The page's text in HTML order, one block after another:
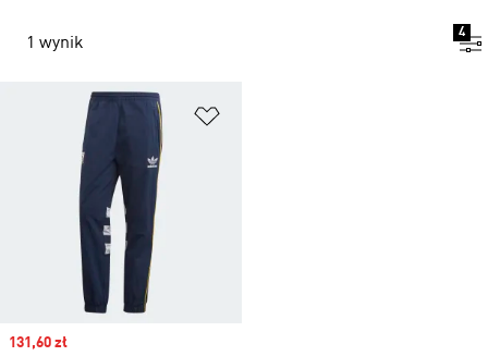
1 wynik
4
Sale price
131,60 zł